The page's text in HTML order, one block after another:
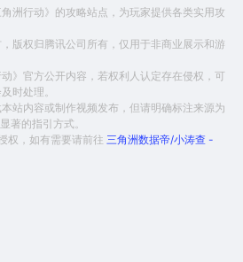
洲行动》的攻略站点，为玩家提供各类实用攻
版权归腾讯公司所有，仅用于非商业展示和游
》官方公开内容，若权利人认定存在侵权，可
时处理。
站内容或制作视频发布，但请明确标注来源为
著的指引方式。
权，如有需要请前往 三角洲数据帝/小涛查 -